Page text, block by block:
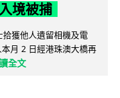
境被捕
獲他人遺留相機及電
月 2 日經港珠澳大橋再
全文